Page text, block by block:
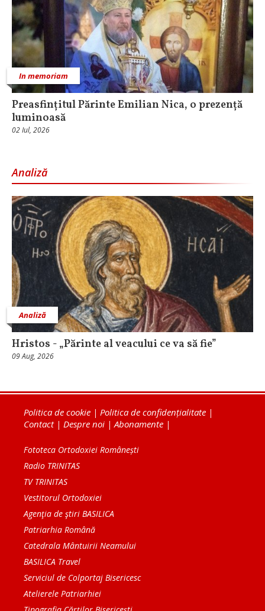
In memoriam
Preasfințitul Părinte Emilian Nica, o prezență
luminoasă
02 Iul, 2026
Analiză
Analiză
Hristos - „Părinte al veacului ce va să fie”
09 Aug, 2026
Politica de cookie | Politica de confidențialitate |
Contact| Despre noi | Abonamente |
Fototeca Ortodoxiei Românești
Radio TRINITAS
TV TRINITAS
Vestitorul Ortodoxiei
Agenţia de ştiri BASILICA
Patriarhia Română
Catedrala Mântuirii Neamului
BASILICA Travel
Serviciul de Colportaj Bisericesc
Atelierele Patriarhiei